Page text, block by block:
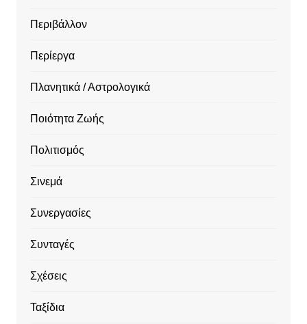
Περιβάλλον
Περίεργα
Πλανητικά / Αστρολογικά
Ποιότητα Ζωής
Πολιτισμός
Σινεμά
Συνεργασίες
Συνταγές
Σχέσεις
Ταξίδια